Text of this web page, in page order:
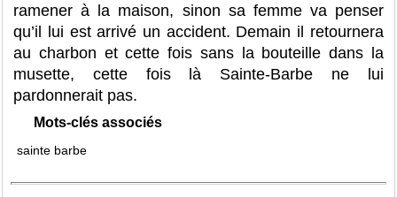
ramener à la maison, sinon sa femme va penser
qu’il lui est arrivé un accident. Demain il retournera
au charbon et cette fois sans la bouteille dans la
musette, cette fois là Sainte-Barbe ne lui
pardonnerait pas.
Mots-clés associés
sainte barbe